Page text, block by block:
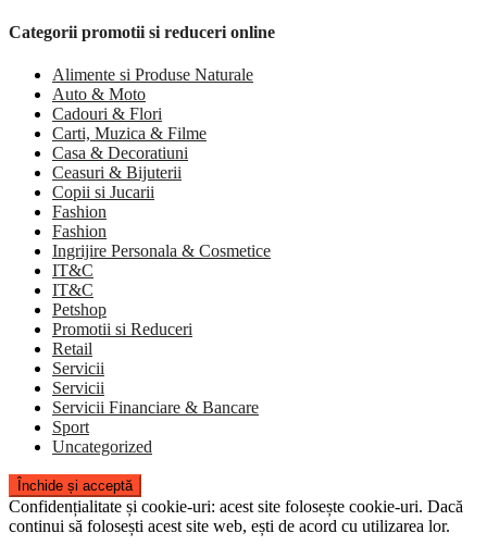
Categorii promotii si reduceri online
Alimente si Produse Naturale
Auto & Moto
Cadouri & Flori
Carti, Muzica & Filme
Casa & Decoratiuni
Ceasuri & Bijuterii
Copii si Jucarii
Fashion
Fashion
Ingrijire Personala & Cosmetice
IT&C
IT&C
Petshop
Promotii si Reduceri
Retail
Servicii
Servicii
Servicii Financiare & Bancare
Sport
Uncategorized
Confidențialitate și cookie-uri: acest site folosește cookie-uri. Dacă
continui să folosești acest site web, ești de acord cu utilizarea lor.